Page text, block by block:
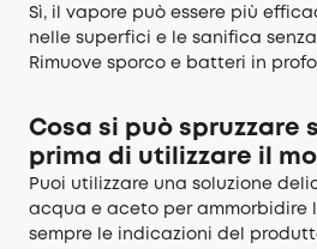
Sì, il vapore può essere più
nelle superfici e le sanifica
Rimuove sporco e batteri in
Cosa si può spruzzare
prima di utilizzare il
Puoi utilizzare una soluzione
acqua e aceto per ammorbidire
sempre le indicazioni del